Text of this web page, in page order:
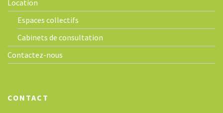
Location
Espaces collectifs
Cabinets de consultation
Contactez-nous
CONTACT